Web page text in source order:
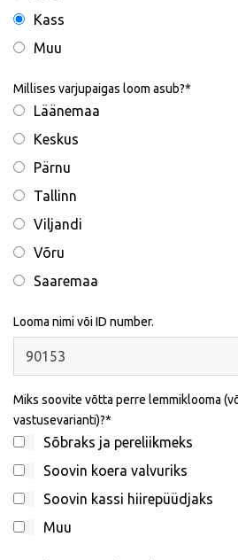
Kass
Muu
Millises varjupaigas loom asub?
Läänemaa
Keskus
Pärnu
Tallinn
Viljandi
Võru
Saaremaa
Looma nimi või ID number.
Miks soovite võtta perre lemmiklooma
vastusevarianti)?
Sõbraks ja pereliikmeks
Soovin koera valvuriks
Soovin kassi hiirepüüdjaks
Muu